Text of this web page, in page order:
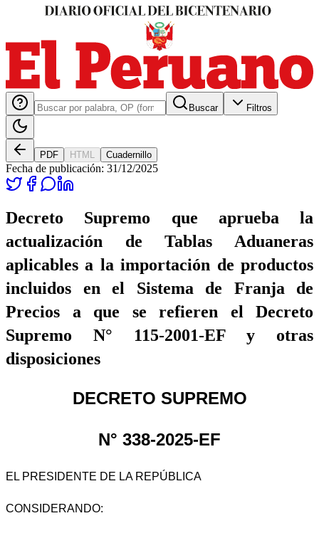
Buscar Filtros
PDF HTML Cuadernillo
Fecha de publicación: 31/12/2025
Decreto Supremo que aprueba la
actualización de Tablas Aduaneras
aplicables a la importación de productos
incluidos en el Sistema de Franja de
Precios a que se refieren el Decreto
Supremo N° 115-2001-EF y otras
disposiciones
DECRETO SUPREMO
N° 338-2025-EF
EL PRESIDENTE DE LA REPÚBLICA
CONSIDERANDO: